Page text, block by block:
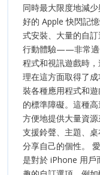
同時最大限度地減
好的 Apple 快閃記
式安裝、大量的自
行動體驗——非常適
程式和視訊遊戲時
理在這方面取得了
裝各種應用程式和
的標準障礙。這種
方便地提供大量資
支援鈴聲、主題、
分享自己的個性。
是對於 iPhone 用戶